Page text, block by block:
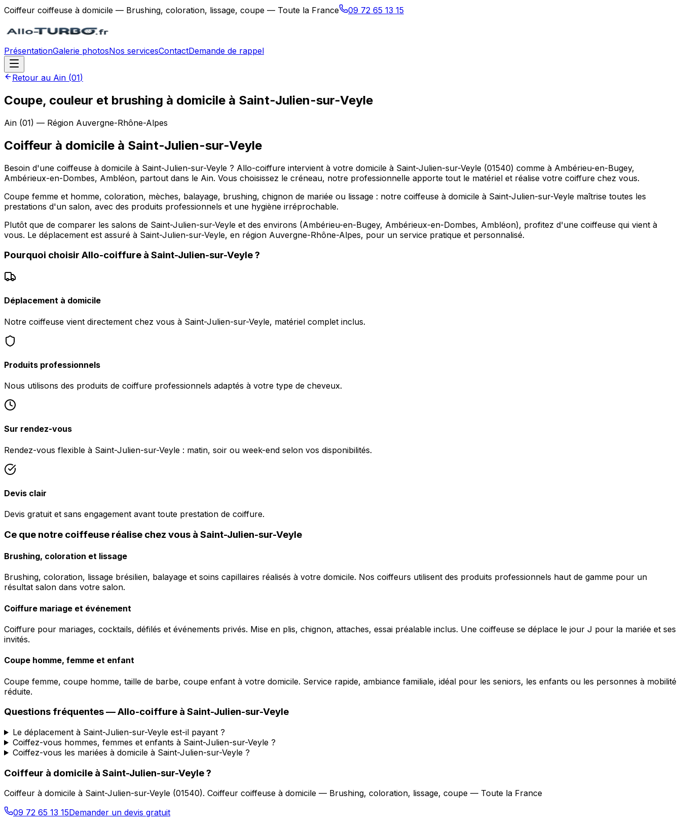
Coiffeur coiffeuse à domicile — Brushing, coloration, lissage, coupe — Toute la France 09 72 65 13 15
PrésentationGalerie photosNos servicesContactDemande de rappel
Retour au Ain (01)
Coupe, couleur et brushing à domicile à Saint-Julien-sur-Veyle
Ain (01) — Région Auvergne-Rhône-Alpes
Coiffeur à domicile à Saint-Julien-sur-Veyle
Besoin d'une coiffeuse à domicile à Saint-Julien-sur-Veyle ? Allo-coiffure intervient à votre domicile à Saint-Julien-sur-Veyle (01540) comme à Ambérieu-en-Bugey,
Ambérieux-en-Dombes, Ambléon, partout dans le Ain. Vous choisissez le créneau, notre professionnelle apporte tout le matériel et réalise votre coiffure chez vous.
Coupe femme et homme, coloration, mèches, balayage, brushing, chignon de mariée ou lissage : notre coiffeuse à domicile à Saint-Julien-sur-Veyle maîtrise toutes les
prestations d'un salon, avec des produits professionnels et une hygiène irréprochable.
Plutôt que de comparer les salons de Saint-Julien-sur-Veyle et des environs (Ambérieu-en-Bugey, Ambérieux-en-Dombes, Ambléon), profitez d'une coiffeuse qui vient à
vous. Le déplacement est assuré à Saint-Julien-sur-Veyle, en région Auvergne-Rhône-Alpes, pour un service pratique et personnalisé.
Pourquoi choisir Allo-coiffure à Saint-Julien-sur-Veyle?
Déplacement à domicile
Notre coiffeuse vient directement chez vous à Saint-Julien-sur-Veyle, matériel complet inclus.
Produits professionnels
Nous utilisons des produits de coiffure professionnels adaptés à votre type de cheveux.
Sur rendez-vous
Rendez-vous flexible à Saint-Julien-sur-Veyle : matin, soir ou week-end selon vos disponibilités.
Devis clair
Devis gratuit et sans engagement avant toute prestation de coiffure.
Ce que notre coiffeuse réalise chez vous à Saint-Julien-sur-Veyle
Brushing, coloration et lissage
Brushing, coloration, lissage brésilien, balayage et soins capillaires réalisés à votre domicile. Nos coiffeurs utilisent des produits professionnels haut de gamme pour un
résultat salon dans votre salon.
Coiffure mariage et événement
Coiffure pour mariages, cocktails, défilés et événements privés. Mise en plis, chignon, attaches, essai préalable inclus. Une coiffeuse se déplace le jour J pour la mariée et ses
invités.
Coupe homme, femme et enfant
Coupe femme, coupe homme, taille de barbe, coupe enfant à votre domicile. Service rapide, ambiance familiale, idéal pour les seniors, les enfants ou les personnes à mobilité
réduite.
Questions fréquentes —Allo-coiffure à Saint-Julien-sur-Veyle
Le déplacement à Saint-Julien-sur-Veyle est-il payant ?
Coiffez-vous hommes, femmes et enfants à Saint-Julien-sur-Veyle ?
Coiffez-vous les mariées à domicile à Saint-Julien-sur-Veyle ?
Coiffeur à domicile à Saint-Julien-sur-Veyle?
Coiffeur à domicile à Saint-Julien-sur-Veyle (01540). Coiffeur coiffeuse à domicile — Brushing, coloration, lissage, coupe — Toute la France
09 72 65 13 15Demander un devis gratuit